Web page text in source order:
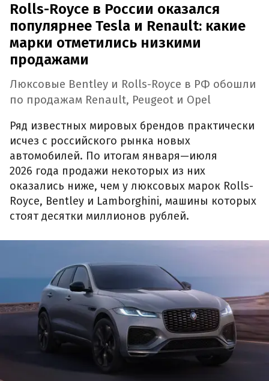
Rolls-Royce в России оказался
популярнее Tesla и Renault: какие
марки отметились низкими
продажами
Люксовые Bentley и Rolls-Royce в РФ обошли
по продажам Renault, Peugeot и Opel
Ряд известных мировых брендов практически
исчез с российского рынка новых
автомобилей. По итогам января—июля
2026 года продажи некоторых из них
оказались ниже, чем у люксовых марок Rolls-
Royce, Bentley и Lamborghini, машины которых
стоят десятки миллионов рублей.